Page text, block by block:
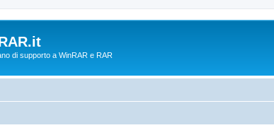
di supporto a WinRAR e RAR